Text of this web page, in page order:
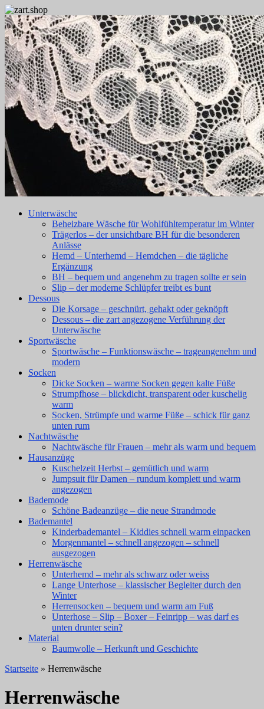
Unterwäsche
Beheizbare Wäsche für Wohlfühltemperatur im Winter
Trägerlos – der unsichtbare BH für die besonderen
Anlässe
Hemd – Unterhemd – Hemdchen – die tägliche
Ergänzung
BH – bequem und angenehm zu tragen sollte er sein
Slip – der moderne Schlüpfer treibt es bunt
Dessous
Die Korsage – geschnürt, gehakt oder geknöpft
Dessous – die zart angezogene Verführung der
Unterwäsche
Sportwäsche
Sportwäsche – Funktionswäsche – trageangenehm und
modern
Socken
Dicke Socken – warme Socken gegen kalte Füße
Strumpfhose – blickdicht, transparent oder kuschelig
warm
Socken, Strümpfe und warme Füße – schick für ganz
unten rum
Nachtwäsche
Nachtwäsche für Frauen – mehr als warm und bequem
Hausanzüge
Kuschelzeit Herbst – gemütlich und warm
Jumpsuit für Damen – rundum komplett und warm
angezogen
Bademode
Schöne Badeanzüge – die neue Strandmode
Bademantel
Kinderbademantel – Kiddies schnell warm einpacken
Morgenmantel – schnell angezogen – schnell
ausgezogen
Herrenwäsche
Unterhemd – mehr als schwarz oder weiss
Lange Unterhose – klassischer Begleiter durch den
Winter
Herrensocken – bequem und warm am Fuß
Unterhose – Slip – Boxer – Feinripp – was darf es
unten drunter sein?
Material
Baumwolle – Herkunft und Geschichte
Startseite » Herrenwäsche
Herrenwäsche